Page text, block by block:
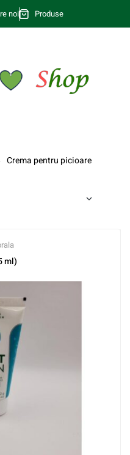
noi Produse
Crema pentru picioare
ml)